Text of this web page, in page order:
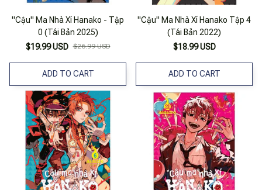
"Cậu" Ma Nhà Xí Hanako - Tập
0 (Tái Bản 2025)
$19.99 USD $26.99 USD
ADD TO CART
"Cậu" Ma Nhà Xí Hanako Tập 4
(Tái Bản 2022)
$18.99 USD
ADD TO CART